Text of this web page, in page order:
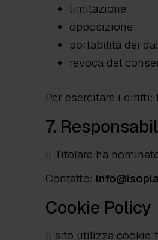
limitazione
opposizione
portabilità dei
revoca del
Per esercitare i diritti:
7.
Il Titolare ha
Contatto:
Cookie Policy
Il sito utilizza cookie